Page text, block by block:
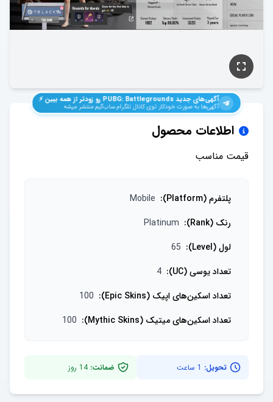
آگهی‌های جدیدPUBG: Battlegrounds رو زودتر از همه ببین ⚡️
آگهی‌ها به صورت خودکار توی کانال تلگرام ساب‌گیم منتشر میشه
اطلاعات محصول
قیمت مناسب
پلتفرم (Platform) :
Mobile
رنک (Rank)
:
Platinum
لول (Level)
:
65
تعداد یو‌سی (UC)
:
4
تعداد اسکین‌های اپیک (Epic Skins)
:
100
تعداد اسکین‌های میتیک (Mythic Skins)
:
100
تحویل: 1 ساعت ضمانت:14 روز